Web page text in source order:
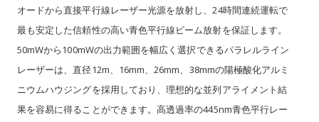
オードから直接平行線レーザー光源を放射し、24時間連続運転で
最も安定した信頼性の高い青色平行線ビーム放射を保証します。
50mWから100mWの出力範囲を幅広く選択できるパラレルライン
レーザーは、直径12m、16mm、26mm、38mmの陽極酸化アルミ
ニウムハウジングを採用しており、理想的な並列アライメント結
果を容易に得ることができます。高透過率の445nm青色平行レー